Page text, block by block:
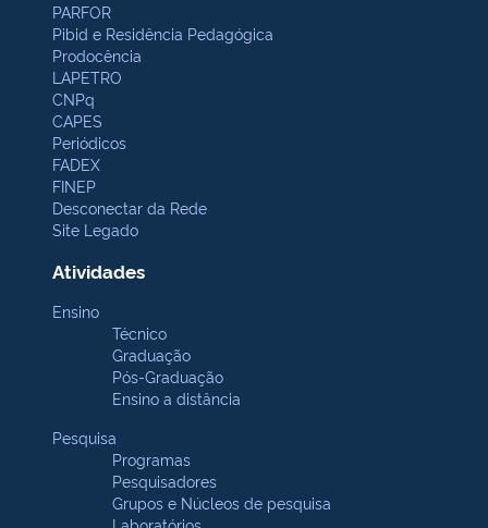
PARFOR
Pibid e Residência Pedagógica
Prodocência
LAPETRO
CNPq
CAPES
Periódicos
FADEX
FINEP
Desconectar da Rede
Site Legado
Atividades
Ensino
Técnico
Graduação
Pós-Graduação
Ensino a distância
Pesquisa
Programas
Pesquisadores
Grupos e Núcleos de pesquisa